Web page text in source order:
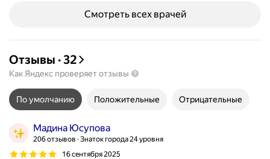
Смотреть всех врачей
Отзывы · 32
Как Яндекс проверяет отзывы
По умолчанию Положительные Отрицательные
Мадина Юсупова
206 отзывов Знаток города 24 уровня
16 сентября 2025